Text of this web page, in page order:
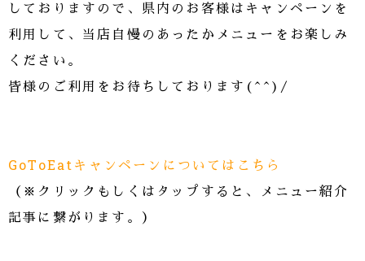
しておりますので、県内のお客様はキャンペーンを
利用して、当店自慢のあったかメニューをお楽しみ
ください。
皆様のご利用をお待ちしております(^^)/
GoToEatキャンペーンについてはこちら
（※クリックもしくはタップすると、メニュー紹介
記事に繋がります。）